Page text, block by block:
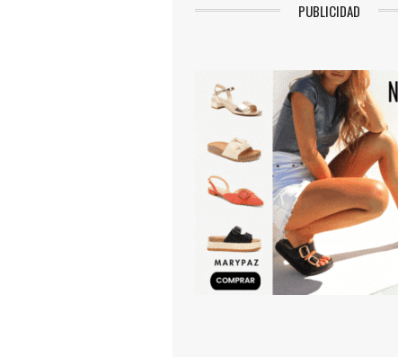
PUBLICIDAD